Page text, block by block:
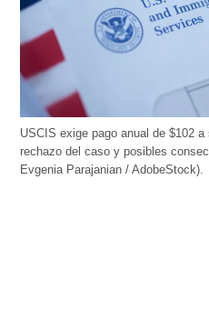
USCIS exige pago anual de $102
rechazo del caso y posibles
Evgenia Parajanian / AdobeStock).